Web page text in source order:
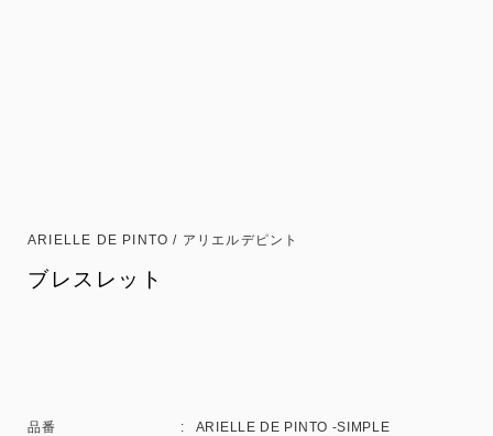
ARIELLE DE PINTO / アリエルデピント
ブレスレット
品番
ARIELLE DE PINTO -SIMPLE